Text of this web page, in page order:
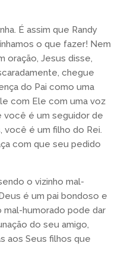
É assim que Randy
o que fazer! Nem
oração, Jesus disse,
chegue
do Pai como uma
com Ele com uma voz
você é um seguidor de
você é um filho do Rei.
com que seu pedido
o vizinho mal-
é um pai bondoso e
mal-humorado pode dar
do seu amigo,
aos Seus filhos que